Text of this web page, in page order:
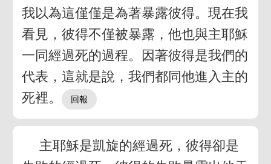
我以為這僅僅是為著暴露彼得。現在我
看見，彼得不僅被暴露，他也與主耶穌
一同經過死的過程。因著彼得是我們的
代表，這就是說，我們都同他進入主的
死裡。
主耶穌是凱旋的經過死，彼得卻是